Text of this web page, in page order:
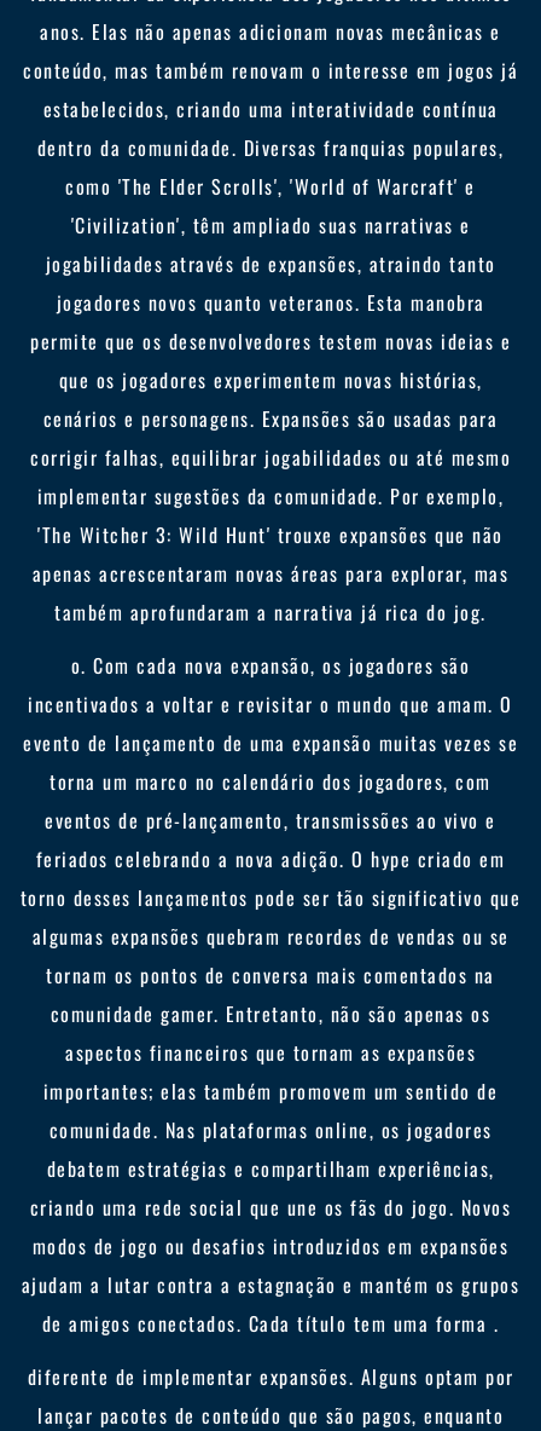
anos. Elas não apenas adicionam novas mecânicas e
conteúdo, mas também renovam o interesse em jogos já
estabelecidos, criando uma interatividade contínua
dentro da comunidade. Diversas franquias populares,
como 'The Elder Scrolls', 'World of Warcraft' e
'Civilization', têm ampliado suas narrativas e
jogabilidades através de expansões, atraindo tanto
jogadores novos quanto veteranos. Esta manobra
permite que os desenvolvedores testem novas ideias e
que os jogadores experimentem novas histórias,
cenários e personagens. Expansões são usadas para
corrigir falhas, equilibrar jogabilidades ou até mesmo
implementar sugestões da comunidade. Por exemplo,
'The Witcher 3: Wild Hunt' trouxe expansões que não
apenas acrescentaram novas áreas para explorar, mas
também aprofundaram a narrativa já rica do jog.
o. Com cada nova expansão, os jogadores são
incentivados a voltar e revisitar o mundo que amam. O
evento de lançamento de uma expansão muitas vezes se
torna um marco no calendário dos jogadores, com
eventos de pré-lançamento, transmissões ao vivo e
feriados celebrando a nova adição. O hype criado em
torno desses lançamentos pode ser tão significativo que
algumas expansões quebram recordes de vendas ou se
tornam os pontos de conversa mais comentados na
comunidade gamer. Entretanto, não são apenas os
aspectos financeiros que tornam as expansões
importantes; elas também promovem um sentido de
comunidade. Nas plataformas online, os jogadores
debatem estratégias e compartilham experiências,
criando uma rede social que une os fãs do jogo. Novos
modos de jogo ou desafios introduzidos em expansões
ajudam a lutar contra a estagnação e mantém os grupos
de amigos conectados. Cada título tem uma forma .
diferente de implementar expansões. Alguns optam por
lançar pacotes de conteúdo que são pagos, enquanto